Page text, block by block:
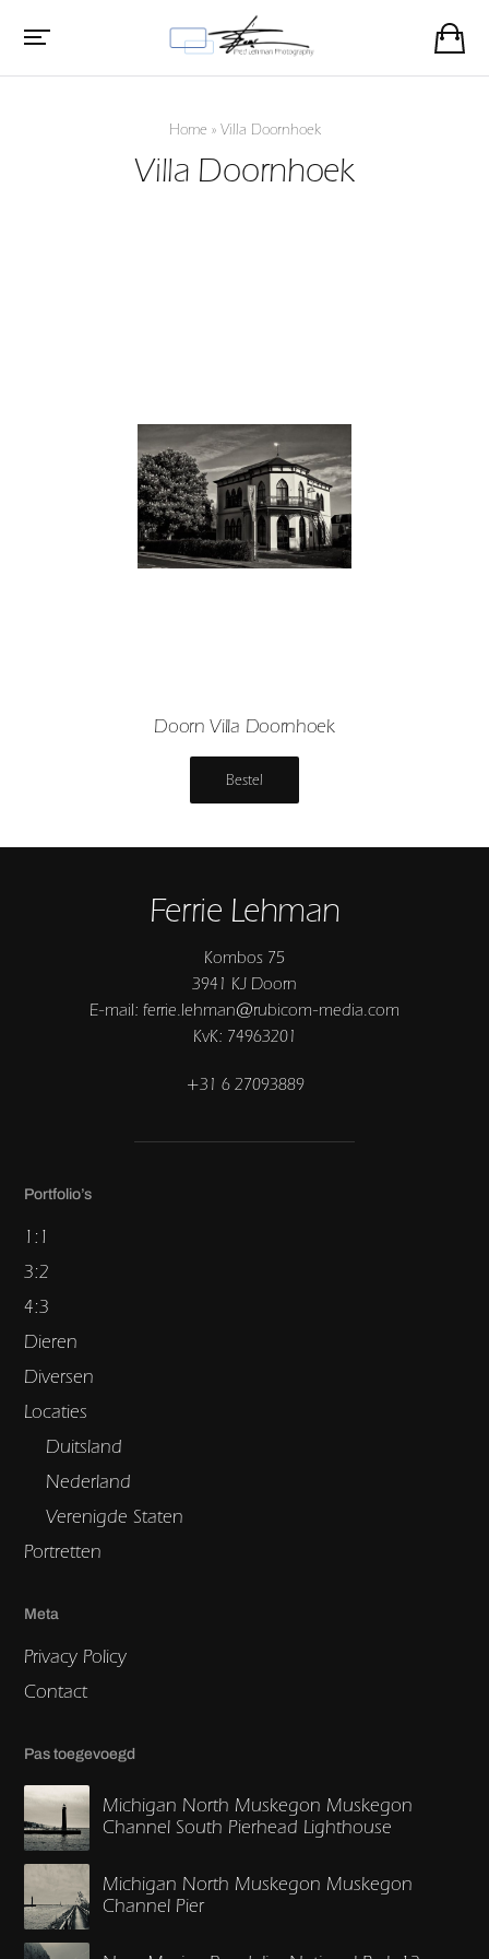
Home » Villa Doornhoek
Villa Doornhoek
Doorn Villa Doornhoek
Bestel
Ferrie Lehman
Kombos 75
3941 KJ Doorn
E-mail: ferrie.lehman@rubicom-media.com
KvK: 74963201
+31 6 27093889
Portfolio’s
1:1
3:2
4:3
Dieren
Diversen
Locaties
Duitsland
Nederland
Verenigde Staten
Portretten
Meta
Privacy Policy
Contact
Pas toegevoegd
Michigan North Muskegon Muskegon
Channel South Pierhead Lighthouse
Michigan North Muskegon Muskegon
Channel Pier